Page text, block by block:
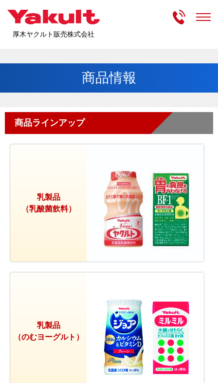
厚木ヤクルト販売株式会社
受付時
商品情報
商品ラインアップ
乳製品
（乳酸菌飲料）
乳製品
（のむヨーグルト）